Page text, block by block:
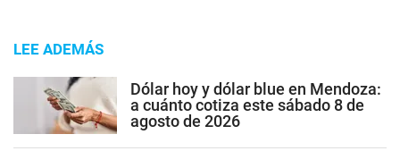
LEE ADEMÁS
Dólar hoy y dólar blue en Mendoza:
a cuánto cotiza este sábado 8 de
agosto de 2026